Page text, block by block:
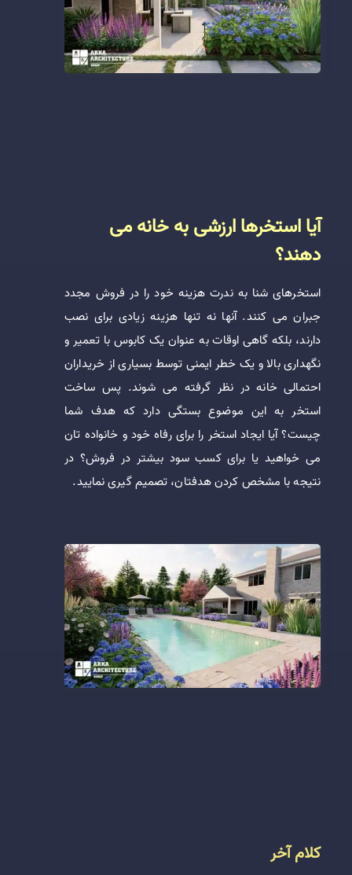
آیا استخرها ارزشی به خانه می
دهند؟
استخرهای شنا به ندرت هزینه خود را در فروش مجدد
جبران می کنند. آنها نه تنها هزینه زیادی برای نصب
دارند، بلکه گاهی اوقات به عنوان یک کابوس با تعمیر و
نگهداری بالا و یک خطر ایمنی توسط بسیاری از خریداران
احتمالی خانه در نظر گرفته می شوند. پس ساخت
استخر به این موضوع بستگی دارد که هدف شما
چیست؟ آیا ایجاد استخر را برای رفاه خود و خانواده تان
می خواهید یا برای کسب سود بیشتر در فروش؟ در
نتیجه با مشخص کردن هدفتان، تصمیم گیری نمایید.
کلام آخر